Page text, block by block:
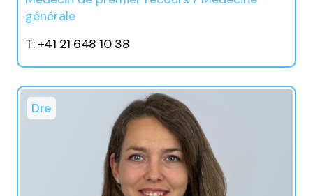
générale
T: +41 21 648 10 38
Dre